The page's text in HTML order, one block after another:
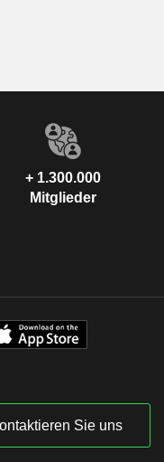
+ 1.300.000
Mitglieder
Sie uns